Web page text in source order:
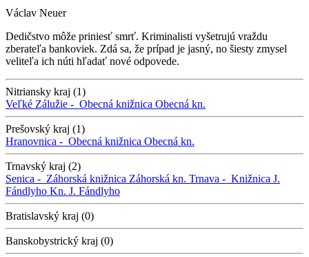
Václav Neuer
Dedičstvo môže priniesť smrť. Kriminalisti vyšetrujú vraždu
zberateľa bankoviek. Zdá sa, že prípad je jasný, no šiesty zmysel
veliteľa ich núti hľadať nové odpovede.
Nitriansky kraj (1)
Veľké Zálužie - Obecná knižnica Obecná kn.
Prešovský kraj (1)
Hranovnica - Obecná knižnica Obecná kn.
Trnavský kraj (2)
Senica - Záhorská knižnica Záhorská kn. Trnava - Knižnica J.
Fándlyho Kn. J. Fándlyho
Bratislavský kraj (0)
Banskobystrický kraj (0)